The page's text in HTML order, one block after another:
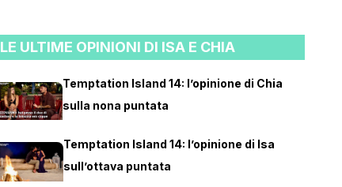
LE ULTIME OPINIONI DI ISA E CHIA
Temptation Island 14: l’opinione di Chia
sulla nona puntata
Temptation Island 14: l’opinione di Isa
sull’ottava puntata